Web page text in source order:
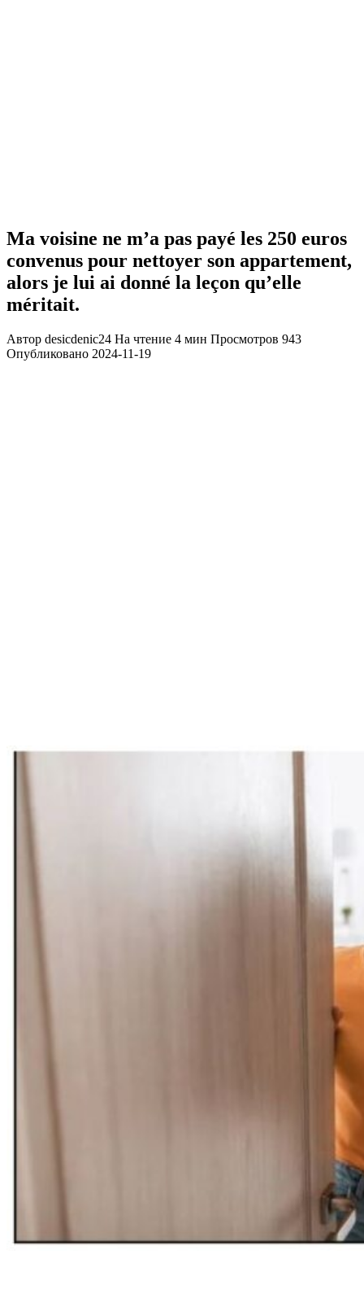
Ma voisine ne m’a pas payé les 250 euros
convenus pour nettoyer son appartement,
alors je lui ai donné la leçon qu’elle
méritait.
Автор desicdenic24 На чтение 4 мин Просмотров 943
Опубликовано 2024-11-19